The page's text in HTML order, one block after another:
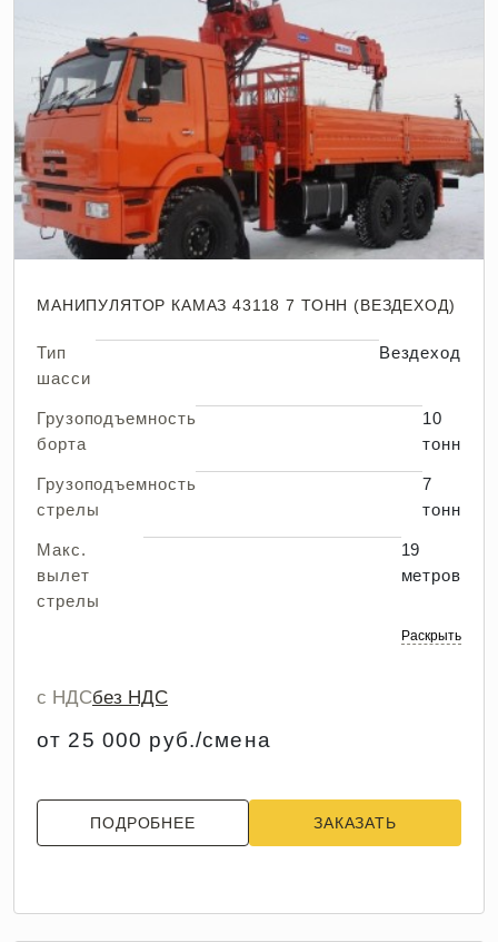
МАНИПУЛЯТОР КАМАЗ 43118 7 ТОНН (ВЕЗДЕХОД)
Тип
шасси
Вездеход
Грузоподъемность
борта
10
тонн
Грузоподъемность
стрелы
7
тонн
Макс.
вылет
стрелы
19
метров
Раскрыть
с НДСбез НДС
от 25 000 руб./смена
ПОДРОБНЕЕ ЗАКАЗАТЬ